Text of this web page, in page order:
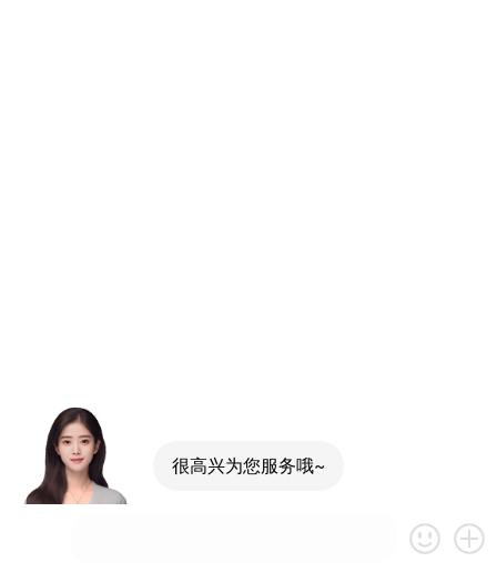
很高兴为您服务哦~